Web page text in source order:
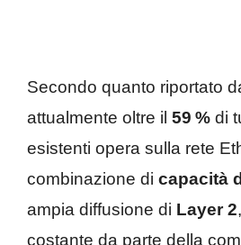
Secondo quanto riportato
attualmente oltre il 59 % di
esistenti opera sulla rete
combinazione di capacità
ampia diffusione di Layer 2
costante da parte della